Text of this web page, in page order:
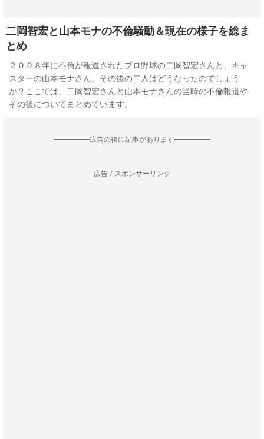
二岡智宏と山本モナの不倫騒動＆現在の様子を総ま
とめ
２００８年に不倫が報道されたプロ野球の二岡智宏さんと、キャ
スターの山本モナさん。その後の二人はどうなったのでしょう
か？ここでは、二岡智宏さんと山本モナさんの当時の不倫報道や
その後についてまとめています。
--------------------広告の後に記事があります--------------------
広告 / スポンサーリンク